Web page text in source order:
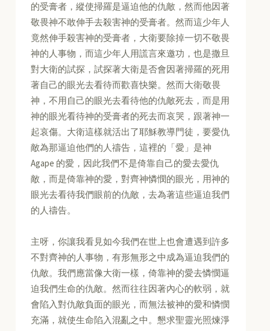
的受膏者，縱使掃羅是逼迫他的仇敵，然而他因著
敬畏神不敢伸手去殺害神的受膏者。然而這少年人
竟然伸手殺害神的受膏者，大衛要除掉一切不敬畏
神的人事物，而這少年人用謊言來邀功，也是撒旦
對大衛的試探，試探著大衛是否會因著掃羅的死用
著自己的眼光去看待而歡喜快樂。然而大衛敬畏
神，不用自己的眼光去看待他的仇敵死去，而是用
神的眼光看待神的受膏者的死去而哀哭，跟著神一
起哀傷。大衛這樣就活出了耶穌教導門徒，要愛仇
敵為那逼迫他們的人禱告，這裡的「愛」是神
Agape 的愛，因此我們不是倚靠自己的愛去愛仇
敵，而是倚靠神的愛，對齊神憐憫的眼光，用神的
眼光去看待我們眼前的仇敵，去為著這些逼迫我們
的人禱告。
主呀，你讓我看見如今我們在世上也會遭遇到許多
不對齊神的人事物，有形無形之中成為逼迫我們的
仇敵。我們應當像大衛一樣，倚靠神的愛去憐憫逼
迫我們生命的仇敵。然而往往因著內心的軟弱，就
會陷入對仇敵負面的眼光，而無法被神的愛和憐憫
充滿，就使生命陷入混亂之中。懇求聖靈光照煉淨